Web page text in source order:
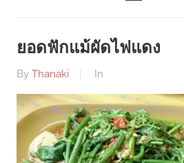
ยอดฟักแม้ผัดไฟแดง
By Thanaki In